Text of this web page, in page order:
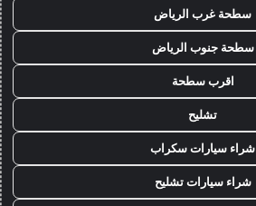
سطحة غرب الرياض
سطحة جنوب الرياض
اقرب سطحة
تشليح
شراء سيارات سكراب
شراء سيارات تشليح